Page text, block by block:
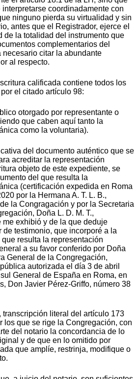
coordinadamente con
ninguno pierda su virtualidad y sin
antes que el Registrador, ejerce el
de la totalidad del instrumento que
complementarios del
necesario citar la abundante
al respecto.
calificada contiene todos los
el citado artículo 98:
otorgado por representante o
que caben aquí tanto la
como la voluntaria).
del documento auténtico que se
acreditar la representación
objeto de este expediente, se
del que resulta la
(certificación expedida en Roma
por la Hermana A. T. L. B.,
la Congragación y por la Secretaria
Doña L. D. M. T.,
me exhibió y de la que deduje
de testimonio, que incorporé a la
resulta la representación
a su favor conferido por Doña
General de la Congregación,
autorizada el día 3 de abril
General de España en Roma, en
Don Javier Pérez-Griffo, número 38
transcripción literal del artículo 173
los que se rige la Congregación, con
del notario la concordancia de lo
y de que en lo omitido por
que amplíe, restrinja, modifique o